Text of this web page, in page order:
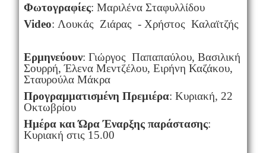
Φωτογραφίες: Μαριλένα Σταφυλλίδου
Video: Λουκάς Ζιάρας - Χρήστος Καλαϊτζής
Ερμηνεύουν: Γιώργος Παπαπαύλου, Βασιλική
Σουρρή, Έλενα Μεντζέλου, Ειρήνη Καζάκου,
Σταυρούλα Μάκρα
Προγραμματισμένη Πρεμιέρα: Κυριακή, 22
Οκτωβρίου
Ημέρα και Ώρα Έναρξης παράστασης:
Κυριακή στις 15.00